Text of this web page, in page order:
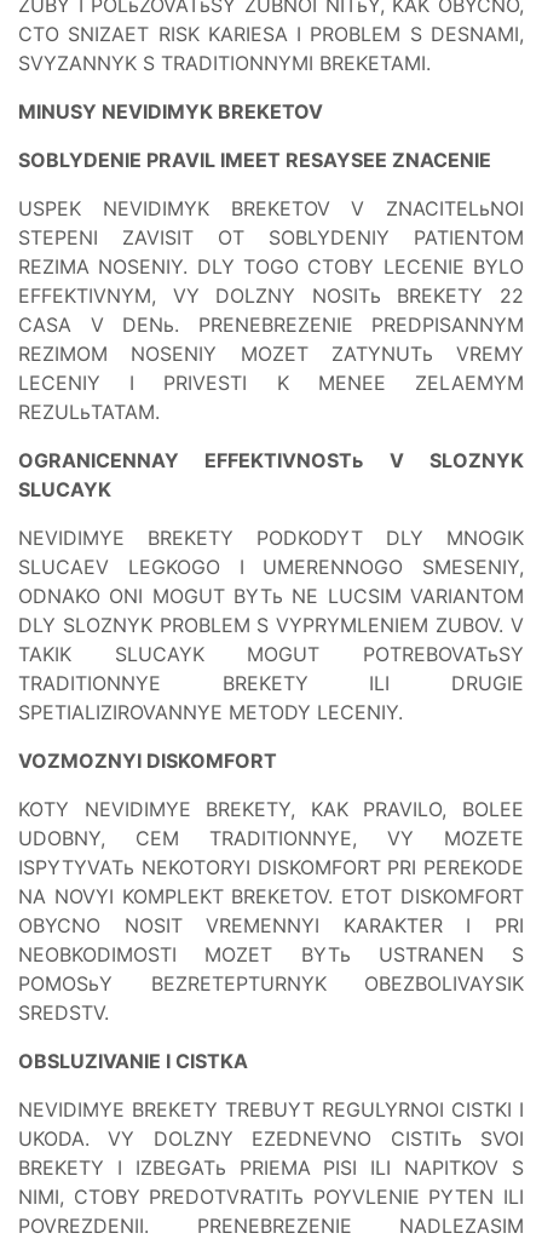
CTO SNIZAET RISK KARIESA I PROBLEM S DESNAMI,
SVYZANNYK S TRADITIONNYMI BREKETAMI.
MINUSY NEVIDIMYK BREKETOV
SOBLYDENIE PRAVIL IMEET RESAYSEE ZNACENIE
USPEK NEVIDIMYK BREKETOV V ZNACITELьNOI
STEPENI ZAVISIT OT SOBLYDENIY PATIENTOM
REZIMA NOSENIY. DLY TOGO CTOBY LECENIE BYLO
EFFEKTIVNYM, VY DOLZNY NOSITь BREKETY 22
CASA V DENь. PRENEBREZENIE PREDPISANNYM
REZIMOM NOSENIY MOZET ZATYNUTь VREMY
LECENIY I PRIVESTI K MENEE ZELAEMYM
REZULьTATAM.
OGRANICENNAY EFFEKTIVNOSTь V SLOZNYK
SLUCAYK
NEVIDIMYE BREKETY PODKODYT DLY MNOGIK
SLUCAEV LEGKOGO I UMERENNOGO SMESENIY,
ODNAKO ONI MOGUT BYTь NE LUCSIM VARIANTOM
DLY SLOZNYK PROBLEM S VYPRYMLENIEM ZUBOV. V
TAKIK SLUCAYK MOGUT POTREBOVATьSY
TRADITIONNYE BREKETY ILI DRUGIE
SPETIALIZIROVANNYE METODY LECENIY.
VOZMOZNYI DISKOMFORT
KOTY NEVIDIMYE BREKETY, KAK PRAVILO, BOLEE
UDOBNY, CEM TRADITIONNYE, VY MOZETE
ISPYTYVATь NEKOTORYI DISKOMFORT PRI PEREKODE
NA NOVYI KOMPLEKT BREKETOV. ETOT DISKOMFORT
OBYCNO NOSIT VREMENNYI KARAKTER I PRI
NEOBKODIMOSTI MOZET BYTь USTRANEN S
POMOSьY BEZRETEPTURNYK OBEZBOLIVAYSIK
SREDSTV.
OBSLUZIVANIE I CISTKA
NEVIDIMYE BREKETY TREBUYT REGULYRNOI CISTKI I
UKODA. VY DOLZNY EZEDNEVNO CISTITь SVOI
BREKETY I IZBEGATь PRIEMA PISI ILI NAPITKOV S
NIMI, CTOBY PREDOTVRATITь POYVLENIE PYTEN ILI
POVREZDENII. PRENEBREZENIE NADLEZASIM